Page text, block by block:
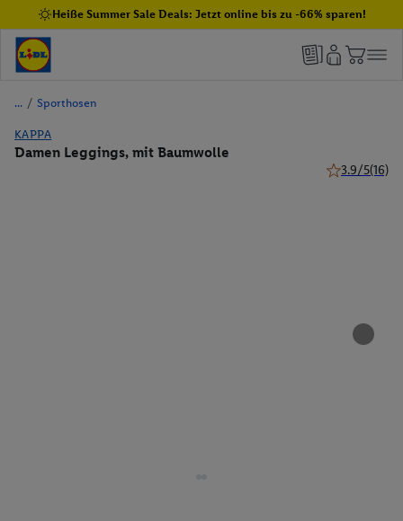
Heiße Summer Sale Deals: Jetzt online bis zu -66% sparen!
/ Sporthosen
KAPPA
Damen Leggings, mit Baumwolle
3.9/5(16)